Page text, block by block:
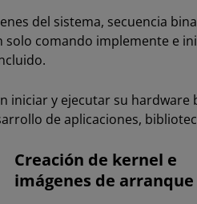
del sistema, secuencia
comando implemente e
iniciar y ejecutar su
de aplicaciones,
Creación de kernel e
imágenes de arranque